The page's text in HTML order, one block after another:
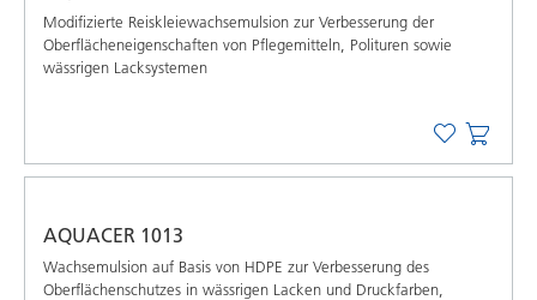
Modifizierte Reiskleiewachsemulsion zur Verbesserung der
Oberflächeneigenschaften von Pflegemitteln, Polituren sowie
wässrigen Lacksystemen
AQUACER 1013
Wachsemulsion auf Basis von HDPE zur Verbesserung des
Oberflächenschutzes in wässrigen Lacken und Druckfarben,